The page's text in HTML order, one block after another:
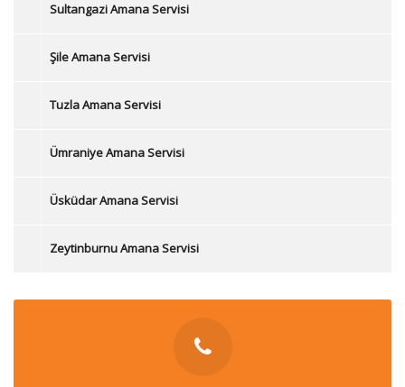
Sultangazi Amana Servisi
Şile Amana Servisi
Tuzla Amana Servisi
Ümraniye Amana Servisi
Üsküdar Amana Servisi
Zeytinburnu Amana Servisi
İLETİŞİM